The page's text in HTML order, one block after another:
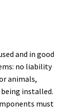
and in good
no liability
animals,
installed.
must